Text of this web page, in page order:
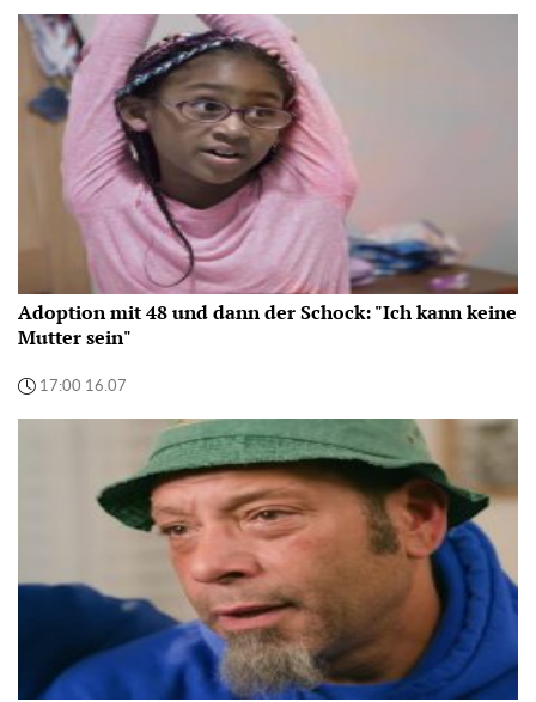
Adoption mit 48 und dann der Schock: "Ich kann keine
Mutter sein"
17:00 16.07